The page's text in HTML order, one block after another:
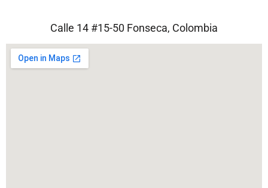
Calle 14 #15-50 Fonseca, Colombia